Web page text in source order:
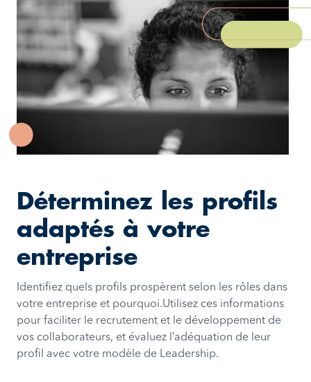
Déterminez les profils
adaptés à votre
entreprise
Identifiez quels profils prospèrent selon les rôles dans
votre entreprise et pourquoi.Utilisez ces informations
pour faciliter le recrutement et le développement de
vos collaborateurs, et évaluez l’adéquation de leur
profil avec votre modèle de Leadership.